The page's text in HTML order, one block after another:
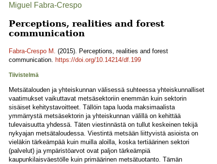
Miguel Fabra-Crespo
Perceptions, realities and forest
communication
Fabra-Crespo M. (2015). Perceptions, realities and forest
communication. https://doi.org/10.14214/df.199
Tiivistelmä
Metsätalouden ja yhteiskunnan välisessä suhteessa yhteiskunnalliset
vaatimukset vaikuttavat metsäsektoriin enemmän kuin sektorin
sisäiset kehitystavoitteet. Tällöin tapa luoda maksimaalista
ymmärrystä metsäsektorin ja yhteiskunnan välillä on kehittää
tulevaisuutta yhdessä. Täten viestinnästä on tullut keskeinen tekijä
nykyajan metsätaloudessa. Viestintä metsään liittyvistä asioista on
vieläkin tärkeämpää kuin muilla aloilla, koska tertiäärinen sektori
(palvelut) ja ympäristöarvot ovat paljon tärkeämpiä
kaupunkilaisväestölle kuin primäärinen metsätuotanto. Tämän